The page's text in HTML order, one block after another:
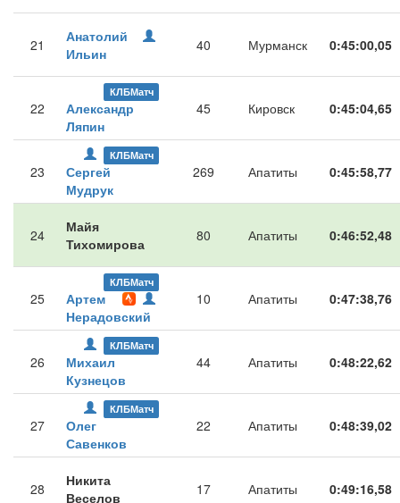
21
Анатолий
Ильин
40 Мурманск 0:45:00,05
22
КЛБМатч
Александр
Ляпин
45 Кировск 0:45:04,65
23
КЛБМатч
Сергей
Мудрук
269 Апатиты 0:45:58,77
24
Майя
Тихомирова
80 Апатиты 0:46:52,48
25
КЛБМатч
Артем
Нерадовский
10 Апатиты 0:47:38,76
26
КЛБМатч
Михаил
Кузнецов
44 Апатиты 0:48:22,62
27
КЛБМатч
Олег
Савенков
22 Апатиты 0:48:39,02
28
Никита
Веселов
17 Апатиты 0:49:16,58